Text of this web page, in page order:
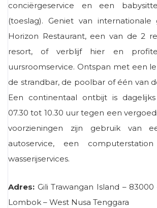
conciërgeservice en een
(toeslag). Geniet van
Horizon Restaurant, een van de 2
resort, of verblijf hier en
uursroomservice. Ontspan met een
de strandbar, de poolbar of één van
Een continentaal ontbijt is
07.30 tot 10.30 uur tegen een
voorzieningen zijn gebruik van
autoservice, een
wasserijservices.
Adres: Gili Trawangan Island – 83000
Lombok – West Nusa Tenggara